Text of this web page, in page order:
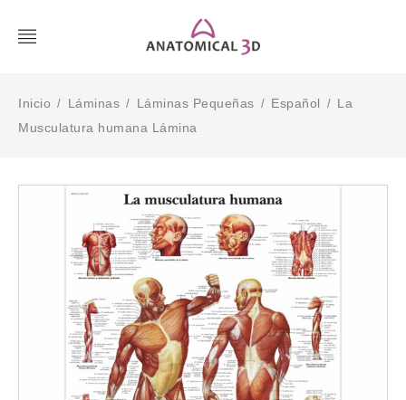
Inicio / Láminas / Láminas Pequeñas / Español / La
Musculatura humana Lámina